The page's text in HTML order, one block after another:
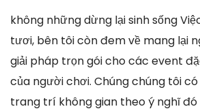
không những dừng lại sinh sống
tươi, bên tôi còn đem về mang lại
giải pháp trọn gói cho các event
của người chơi. Chúng chúng tôi
trang trí không gian theo ý nghĩ